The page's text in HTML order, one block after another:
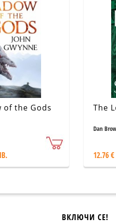
of the Gods The
Dan
12.76
ВКЛЮЧИ СЕ!